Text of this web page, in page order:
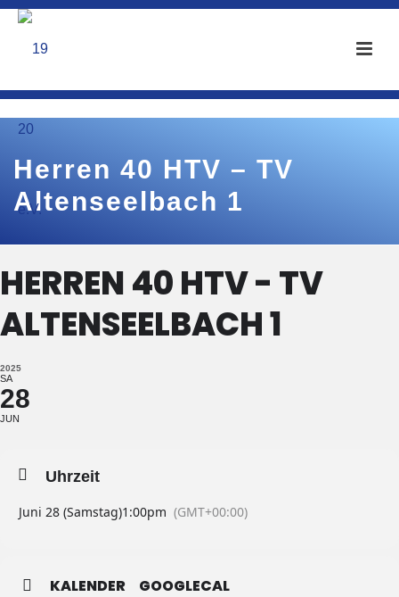
Herren 40 HTV – TV
Altenseelbach 1
HERREN 40 HTV - TV
ALTENSEELBACH 1
2025
SA
28
JUN
Uhrzeit
Juni 28 (Samstag)1:00pm (GMT+00:00)
KALENDER GOOGLECAL